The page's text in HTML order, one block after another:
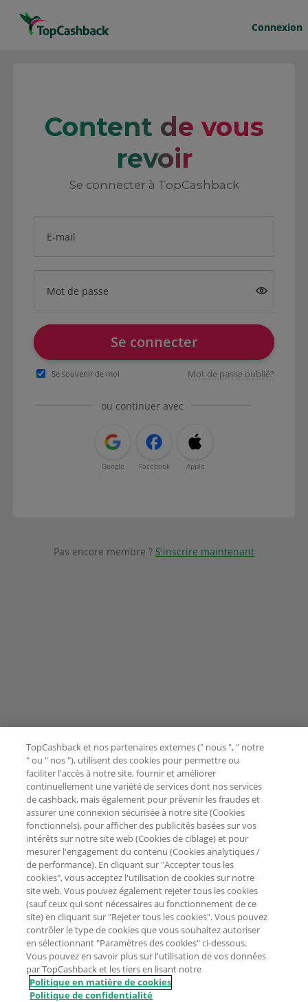
Connexion
Content de vous
revoir
Se connecter à TopCashback
E-mail
Mot de passe
Se connecter
Se souvenir de moi Mot de passe oublié?
ou continuer avec
Google Facebook Apple
Pas encore membre ? S'inscrire maintenant
TopCashback et nos partenaires externes (" nous ", " notre
" ou " nos "), utilisent des cookies pour permettre ou
faciliter l'accès à notre site, fournir et améliorer
continuellement une variété de services dont nos services
de cashback, mais également pour prévenir les fraudes et
assurer une connexion sécurisée à notre site (Cookies
fonctionnels), pour afficher des publicités basées sur vos
intérêts sur notre site web (Cookies de ciblage) et pour
mesurer l'engagement du contenu (Cookies analytiques /
de performance). En cliquant sur "Accepter tous les
cookies", vous acceptez l'utilisation de cookies sur notre
site web. Vous pouvez également rejeter tous les cookies
(sauf ceux qui sont nécessaires au fonctionnement de ce
site) en cliquant sur "Rejeter tous les cookies". Vous pouvez
contrôler le type de cookies que vous souhaitez autoriser
en sélectionnant "Paramètres des cookies" ci-dessous.
Vous pouvez en savoir plus sur l'utilisation de vos données
par TopCashback et les tiers en lisant notre
Politique en matière de cookies
Politique de confidentialité